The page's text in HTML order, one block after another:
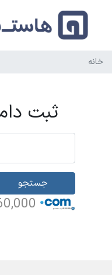
خانه
ثبت
جستجو